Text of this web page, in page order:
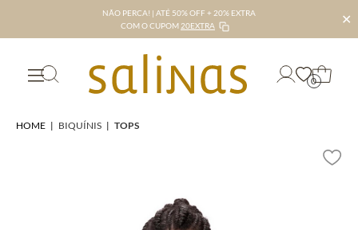
NÃO PERCA! | ATÉ 50% OFF + 20% EXTRA
COM O CUPOM 20EXTRA ✕
0
HOME | BIQUÍNIS | TOPS